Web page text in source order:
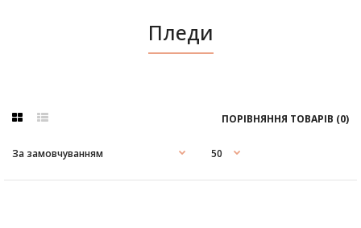
Пледи
ПОРІВНЯННЯ ТОВАРІВ (0)